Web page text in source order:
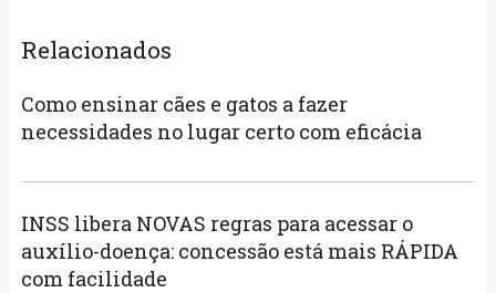
Relacionados
Como ensinar cães e gatos a fazer
necessidades no lugar certo com eficácia
INSS libera NOVAS regras para acessar o
auxílio-doença: concessão está mais RÁPIDA
com facilidade